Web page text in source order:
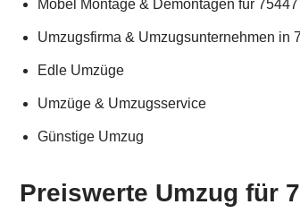
Möbel Montage & Demontagen für
Umzugsfirma & Umzugsunternehmen in
Edle Umzüge
Umzüge & Umzugsservice
Günstige Umzug
Preiswerte Umzug für